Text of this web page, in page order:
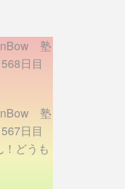
塾
日目
塾
日目
どうも